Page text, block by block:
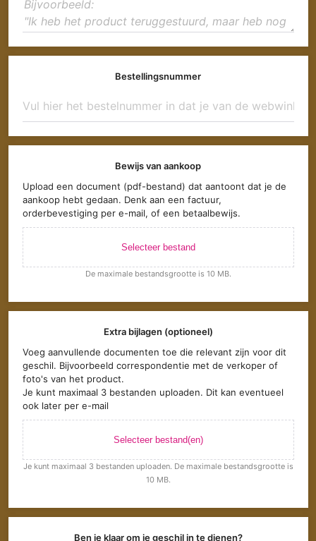
Bestellingsnummer
Bewijs van aankoop
Upload een document (pdf-bestand) dat aantoont dat je de
aankoop hebt gedaan. Denk aan een factuur,
orderbevestiging per e-mail, of een betaalbewijs.
Selecteer bestand
De maximale bestandsgrootte is 10 MB.
Extra bijlagen (optioneel)
Voeg aanvullende documenten toe die relevant zijn voor dit
geschil. Bijvoorbeeld correspondentie met de verkoper of
foto's van het product.
Je kunt maximaal 3 bestanden uploaden. Dit kan eventueel
ook later per e-mail
Selecteer bestand(en)
Je kunt maximaal 3 bestanden uploaden. De maximale bestandsgrootte is
10 MB.
Ben je klaar om je geschil in te dienen?